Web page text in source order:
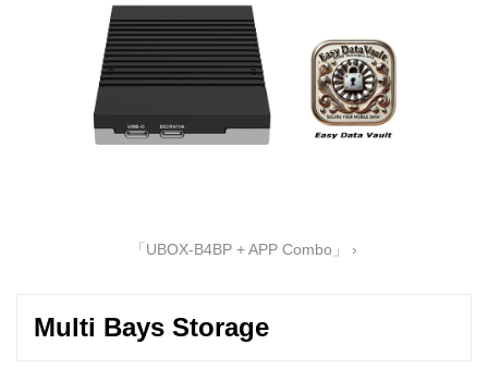
「UBOX-B4BP + APP Combo」 ›
Multi Bays Storage